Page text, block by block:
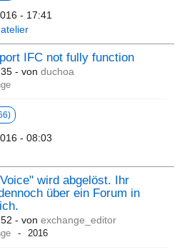
- 17:41
IFC not fully function
- von duchoa
- 08:03
wird abgelöst. Ihr
über ein Forum in
- von exchange_editor
2016